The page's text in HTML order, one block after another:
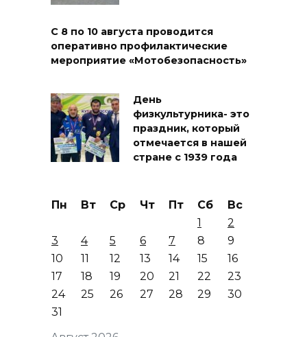
С 8 по 10 августа проводится
оперативно профилактические
мероприятие «Мотобезопасность»
День
физкультурника- это
праздник, который
отмечается в нашей
стране с 1939 года
Пн Вт Ср Чт Пт Сб
Вс
1
2
3
4 5 6 7 8
9
10
11 12 13 14 15
16
17
18 19 20 21 22
23
24
25 26 27 28 29
30
31